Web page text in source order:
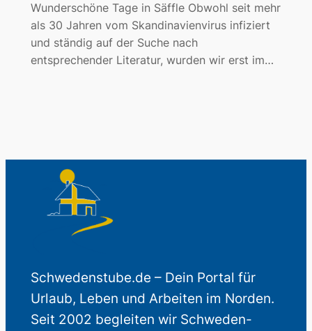
Wunderschöne Tage in Säffle Obwohl seit mehr
als 30 Jahren vom Skandinavienvirus infiziert
und ständig auf der Suche nach
entsprechender Literatur, wurden wir erst im…
Schwedenstube.de – Dein Portal für
Urlaub, Leben und Arbeiten im Norden.
Seit 2002 begleiten wir Schweden-